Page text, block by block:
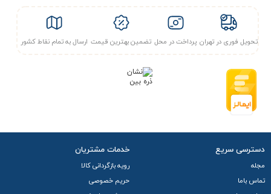
تحویل فوری در تهران پرداخت در محل تضمین بهترین قیمت ارسال به تمام نقاط کشور
دسترسی سریع
مجله
تماس باما
خدمات مشتریان
رویه بازگردانی کالا
حریم خصوصی